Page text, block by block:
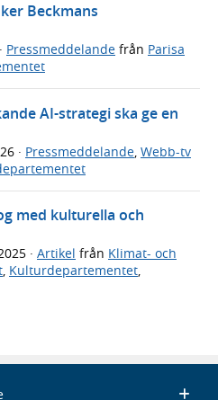
Beckmans
· Pressmeddelande från Parisa
AI-strategi ska ge en
· Pressmeddelande Webb-tv
med kulturella och
· Artikel från Klimat- och
, Kulturdepartementet,